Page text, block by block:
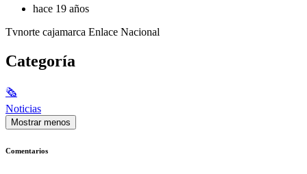
hace 19 años
Tvnorte cajamarca Enlace Nacional
Categoría
🗞
Noticias
Mostrar menos
Comentarios